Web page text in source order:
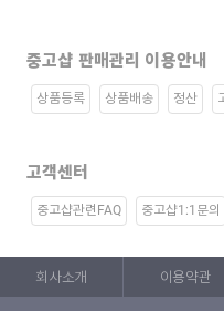
중고샵 판매관리 이용안내
상품등록 상품배송 정산
고객센터
중고샵관련FAQ 중고샵1:1문의
회사소개 이용약관